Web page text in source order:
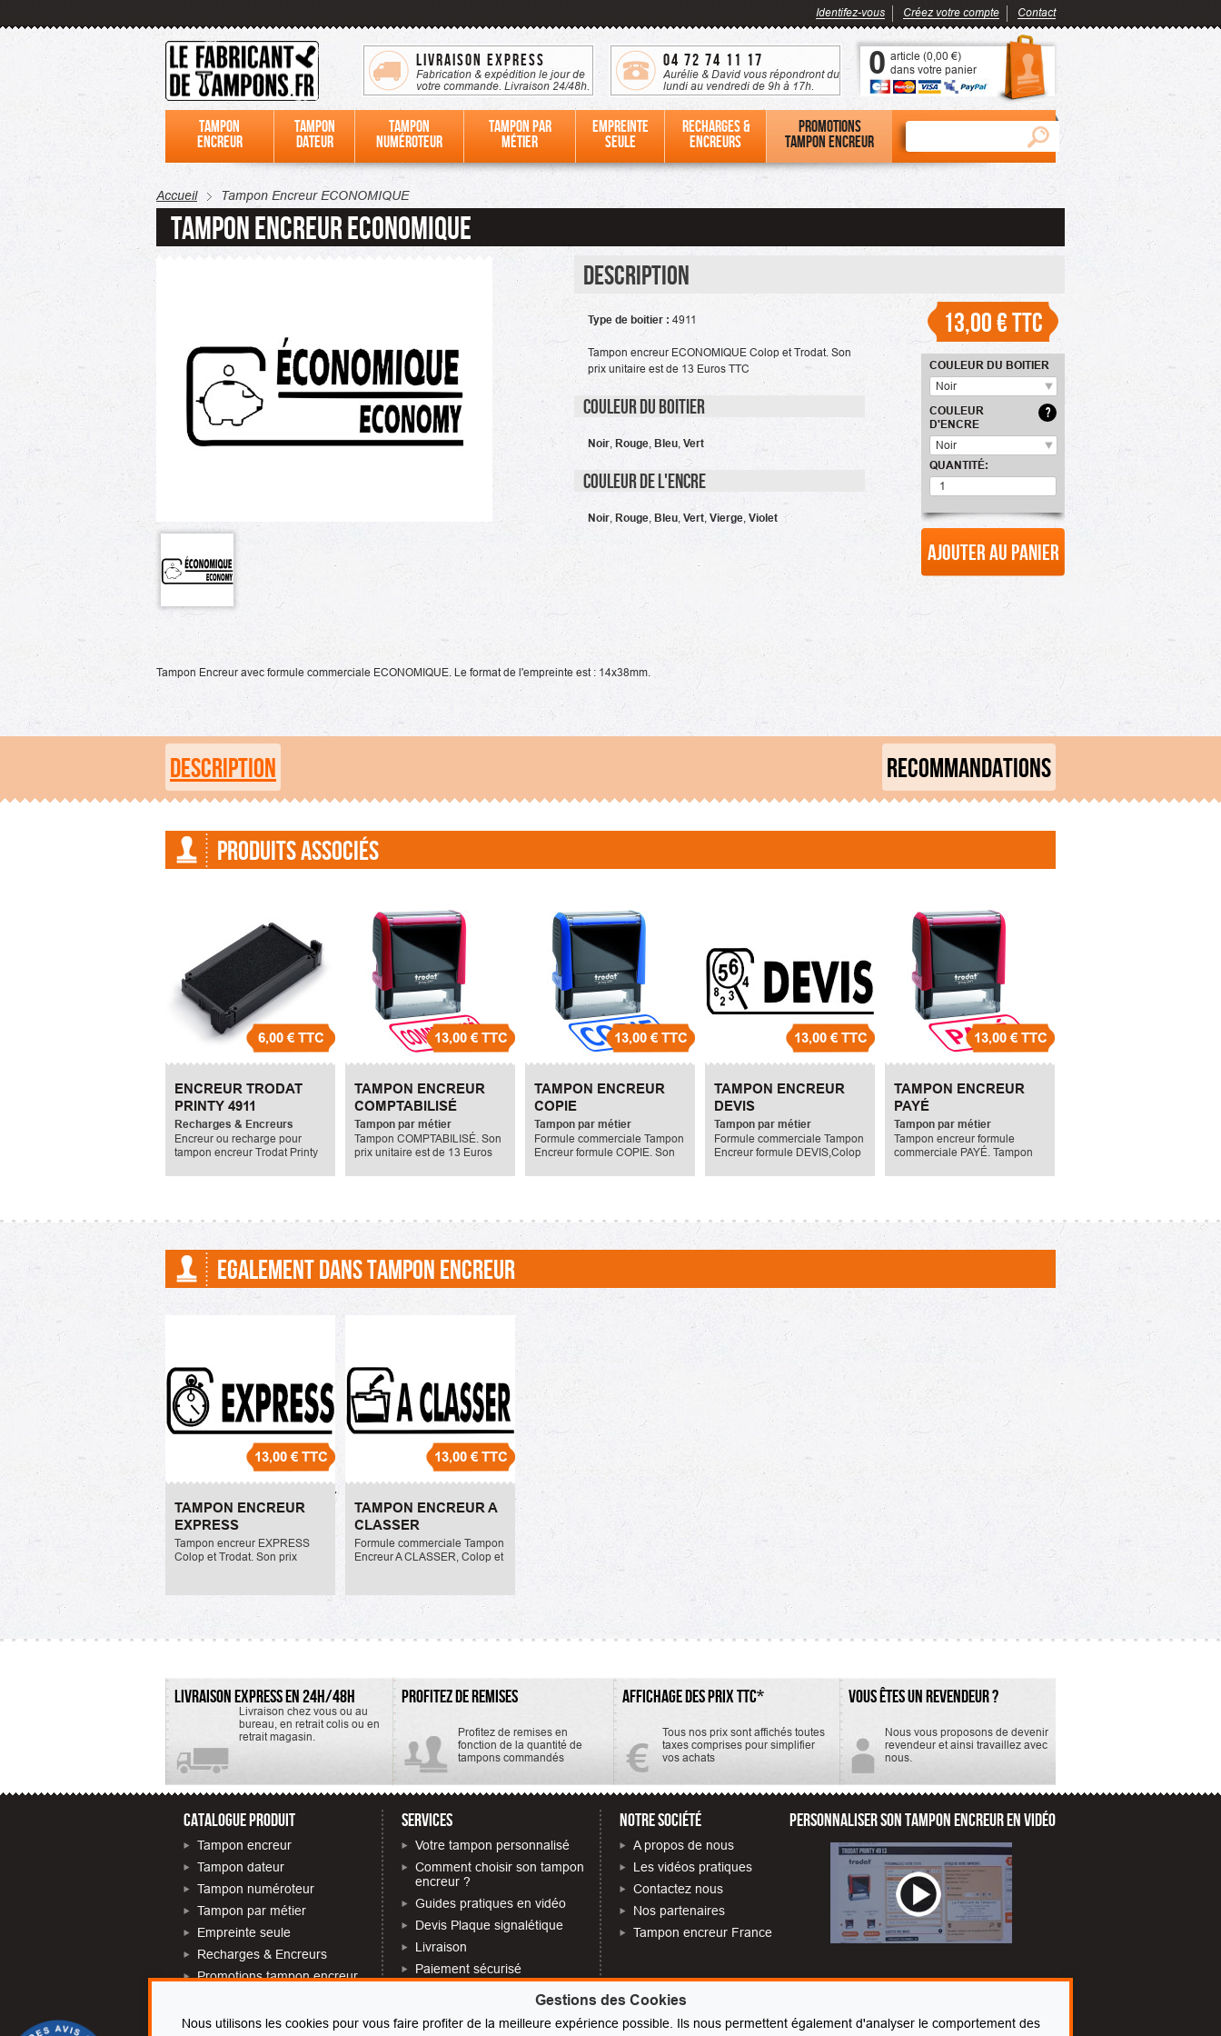
Identifez-vous Créez votre compte Contact
Livraison Express
Fabrication & expédition le jour de
votre commande. Livraison 24/48h.
04 72 74 11 17
Aurélie & David vous répondront du
lundi au vendredi de 9h à 17h.
0 article (0,00 €)
dans votre panier
Tampon
encreur
Tampon
dateur
Tampon
numéroteur
Tampon par
métier
Empreinte
seule
Recharges &
Encreurs
Promotions
tampon encreur
Accueil Tampon Encreur ECONOMIQUE
Tampon Encreur ECONOMIQUE
Description
Type de boitier : 4911
Tampon encreur ECONOMIQUE Colop et Trodat. Son
prix unitaire est de 13 Euros TTC
Couleur du boitier
Noir, Rouge, Bleu, Vert
Couleur de l'encre
Noir, Rouge, Bleu, Vert, Vierge, Violet
13,00 €TTC
COULEUR DU BOITIER
Noir
COULEUR
D'ENCRE
?
Noir
QUANTITÉ:
Ajouter au panier
Tampon Encreur avec formule commerciale ECONOMIQUE. Le format de l'empreinte est : 14x38mm.
DESCRIPTION RECOMMANDATIONS
PRODUITS ASSOCIÉS
6,00 €TTC
ENCREUR TRODAT
PRINTY 4911
Recharges & Encreurs
Encreur ou recharge pour
tampon encreur Trodat Printy
13,00 €TTC
TAMPON ENCREUR
COMPTABILISÉ
Tampon par métier
Tampon COMPTABILISÉ. Son
prix unitaire est de 13 Euros
13,00 €TTC
TAMPON ENCREUR
COPIE
Tampon par métier
Formule commerciale Tampon
Encreur formule COPIE. Son
TTC
13,00 €TTC
TAMPON ENCREUR
DEVIS
Tampon par métier
Formule commerciale Tampon
Encreur formule DEVIS,Colop
tampon société, tampon
13,00 €TTC
TAMPON ENCREUR
PAYÉ
Tampon par métier
Tampon encreur formule
commerciale PAYÉ. Tampon
tampon association. Son prix
EGALEMENT DANS TAMPON ENCREUR
13,00 €TTC
TAMPON ENCREUR
EXPRESS
Tampon encreur EXPRESS
Colop et Trodat. Son prix
Tampon Encreur
EXPRESS
13,00 €
13,00 €TTC
TAMPON ENCREUR A
CLASSER
Formule commerciale Tampon
Encreur A CLASSER, Colop et
association. Son prix unitaire
est de 13 Euros TTC
Tampon Encreur A
CLASSER
13,00 €
LIVRAISON EXPRESS EN 24H/48H
Livraison chez vous ou au
bureau, en retrait colis ou en
retrait magasin.
PROFITEZ DE REMISES
Profitez de remises en
fonction de la quantité de
tampons commandés
AFFICHAGE DES PRIX TTC*
Tous nos prix sont affichés toutes
taxes comprises pour simplifier
vos achats
VOUS ÊTES UN REVENDEUR ?
Nous vous proposons de devenir
revendeur et ainsi travaillez avec
nous.
CATALOGUE PRODUIT
Tampon encreur
Tampon dateur
Tampon numéroteur
Tampon par métier
Empreinte seule
Recharges & Encreurs
Promotions tampon encreur
SERVICES
Votre tampon personnalisé
Comment choisir son tampon
encreur ?
Guides pratiques en vidéo
Devis Plaque signalétique
Livraison
Paiement sécurisé
FAQ
NOTRE SOCIÉTÉ
A propos de nous
Les vidéos pratiques
Contactez nous
Nos partenaires
Tampon encreur France
PERSONNALISER SON TAMPON ENCREUR EN VIDÉO
Gestions des Cookies
Nous utilisons les cookies pour vous faire profiter de la meilleure expérience possible. Ils nous permettent également d'analyser le comportement des